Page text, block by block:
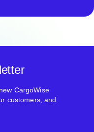
CargoWise
customers, and